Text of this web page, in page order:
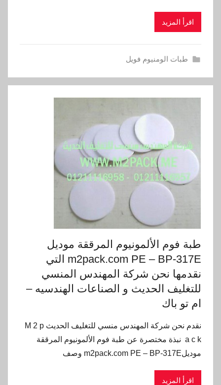
اقرأ المزيد
طبات الومنيوم فويل
طبة فوم الألمونيوم المرققة موديل
m2pack.com PE – BP-317E التي
نقدمها نحن شركة المهندس المنسي
للتغليف الحديث و الصناعات الهندسيه –
ام تو باك
نقدم نحن شركة المهندس منسي للتغليف الحديث M 2 p
a c k نبذة مختصرة عن طبة فوم الألمونيوم المرققة
موديلm2pack.com PE – BP-317E وصف
اقرأ المزيد